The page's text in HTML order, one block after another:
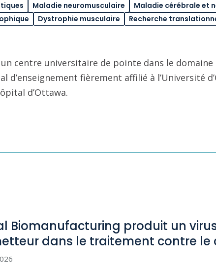
Maladie neuromusculaire
Maladie cérébrale et
Dystrophie musculaire Recherche
un centre universitaire de pointe dans le
d’enseignement fièrement affilié à l’Université
d’Ottawa.
Biomanufacturing produit un
dans le traitement contre le